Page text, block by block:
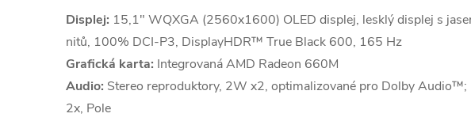
Displej: 15,1" WQXGA (2560x1600) OLED displej, lesklý displej s
nitů, 100% DCI-P3, DisplayHDR™ True Black 600, 165 Hz
Grafická karta: Integrovaná AMD Radeon 660M
Audio: Stereo reproduktory, 2W x2, optimalizované pro Dolby Audio™;
2x, Pole